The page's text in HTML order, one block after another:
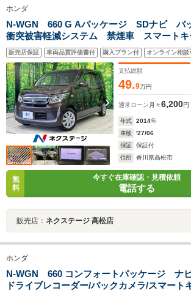
ホンダ
N-WGN 660 G Aパッケージ SDナビ バ
衝突被害軽減システム 禁煙車 スマート
ド ETC オートライト オートエアコン
生 地デジ
販売店保証 車両品質評価書付 購入プラン付 オンライン相談
支払総額
49.9万円
通常ローン 月々6,200円
年式 2014年
車検
'27/06
保証
保証付
住所
香川県高松市
無
料
今すぐ在庫確認・見積依頼
電話する
販売店： ネクステージ 高松店
ホンダ
N-WGN 660 コンフォートパッケージ ナ
ドライブレコーダー/バックカメラ/スマート